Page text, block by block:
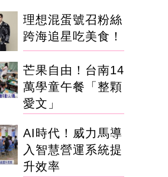
理想混蛋號召粉絲
跨海追星吃美食！
芒果自由！台南14
萬學童午餐「整顆
愛文」
AI時代！威力馬導
入智慧營運系統提
升效率